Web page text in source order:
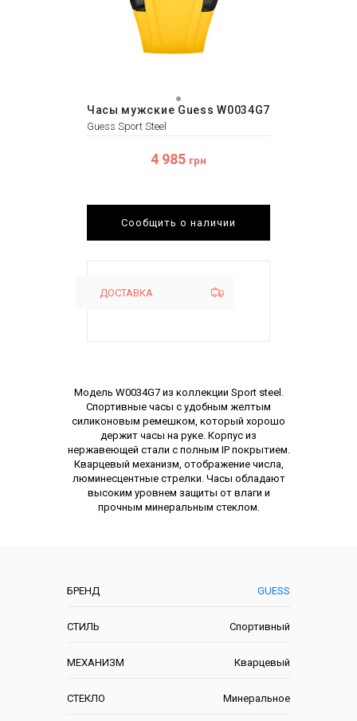
Часы мужские Guess W0034G7
Guess Sport Steel
4 985 грн
Сообщить о наличии
ДОСТАВКА
БРЕНД GUESS
СТИЛЬ Спортивный
МЕХАНИЗМ Кварцевый
СТЕКЛО Минеральное
Описание
Модель W0034G7 из коллекции Sport steel.
Спортивные часы с удобным желтым
силиконовым ремешком, который хорошо
держит часы на руке. Корпус из
нержавеющей стали с полным IP покрытием.
Кварцевый механизм, отображение числа,
люминесцентные стрелки. Часы обладают
высоким уровнем защиты от влаги и
прочным минеральным стеклом.